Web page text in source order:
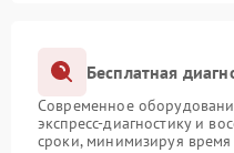
Бесплатная
Современное
экспресс-диагностику и
сроки, минимизируя время